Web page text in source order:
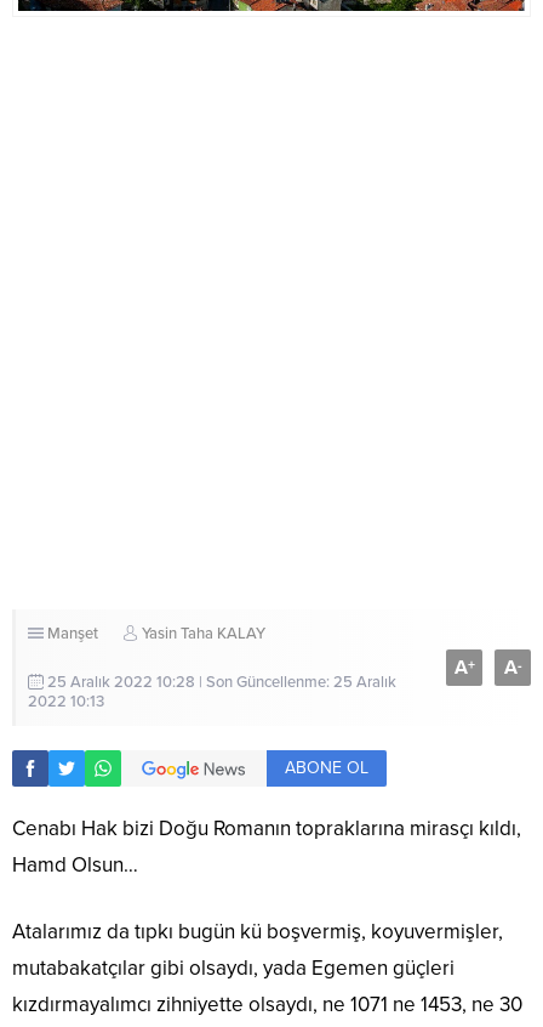
Manşet Yasin Taha KALAY
25 Aralık 2022 10:28 | Son Güncellenme: 25 Aralık
2022 10:13
A+ A-
ABONE OL
Cenabı Hak bizi Doğu Romanın topraklarına mirasçı kıldı,
Hamd Olsun…
Atalarımız da tıpkı bugün kü boşvermiş, koyuvermişler,
mutabakatçılar gibi olsaydı, yada Egemen güçleri
kızdırmayalımcı zihniyette olsaydı, ne 1071 ne 1453, ne 30